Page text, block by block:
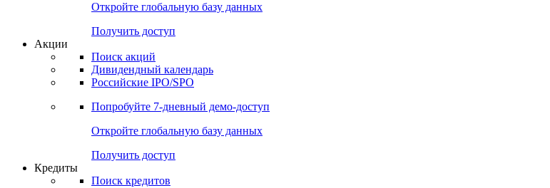
Откройте глобальную базу данных
Получить доступ
Акции
Поиск акций
Дивидендный календарь
Российские IPO/SPO
Попробуйте 7-дневный демо-доступ
Откройте глобальную базу данных
Получить доступ
Кредиты
Поиск кредитов